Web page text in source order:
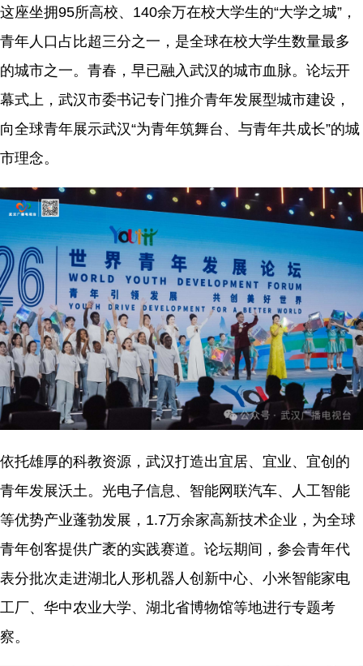
这座坐拥95所高校、140余万在校大学生的“大学之城”，
青年人口占比超三分之一，是全球在校大学生数量最多
的城市之一。青春，早已融入武汉的城市血脉。论坛开
幕式上，武汉市委书记专门推介青年发展型城市建设，
向全球青年展示武汉“为青年筑舞台、与青年共成长”的城
市理念。
依托雄厚的科教资源，武汉打造出宜居、宜业、宜创的
青年发展沃土。光电子信息、智能网联汽车、人工智能
等优势产业蓬勃发展，1.7万余家高新技术企业，为全球
青年创客提供广袤的实践赛道。论坛期间，参会青年代
表分批次走进湖北人形机器人创新中心、小米智能家电
工厂、华中农业大学、湖北省博物馆等地进行专题考
察。